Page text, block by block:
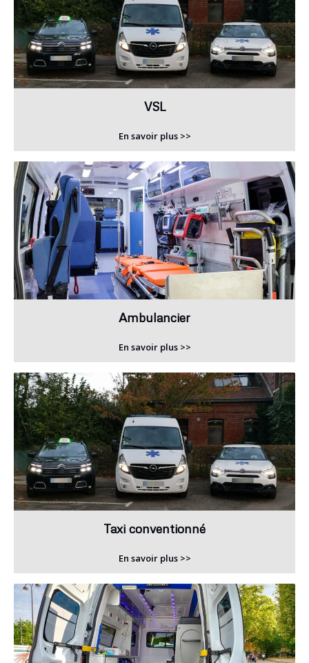
VSL
En savoir plus >>
Ambulancier
En savoir plus >>
Taxi conventionné
En savoir plus >>